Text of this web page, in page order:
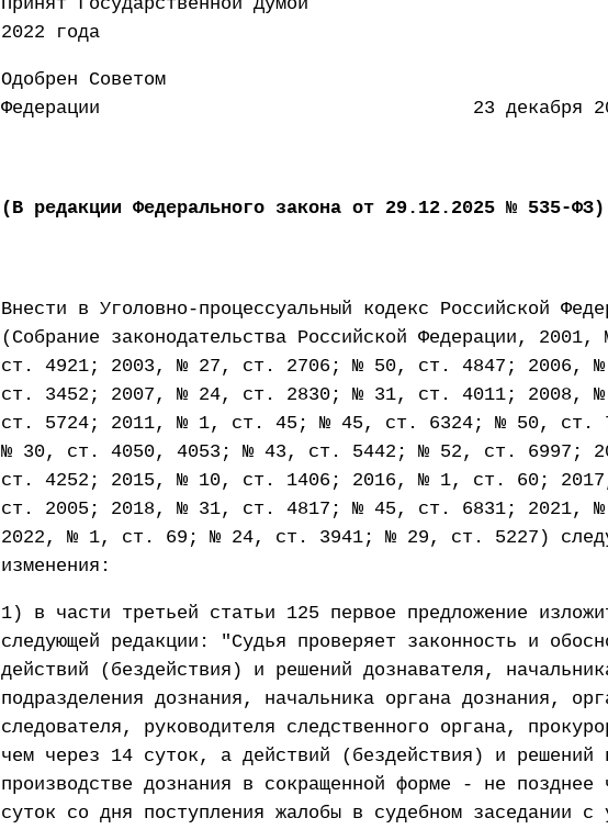
2022 года
Одобрен Советом
Федерации 23 декабря 2022
(В редакции Федерального закона от 29.12.2025 № 535-ФЗ)
Внести в Уголовно-процессуальный кодекс Российской
(Собрание законодательства Российской Федерации, 2001,
ст. 4921; 2003, № 27, ст. 2706; № 50, ст. 4847; 2006, №
ст. 3452; 2007, № 24, ст. 2830; № 31, ст. 4011; 2008, №
ст. 5724; 2011, № 1, ст. 45; № 45, ст. 6324; № 50, ст.
№ 30, ст. 4050, 4053; № 43, ст. 5442; № 52, ст. 6997;
ст. 4252; 2015, № 10, ст. 1406; 2016, № 1, ст. 60;
ст. 2005; 2018, № 31, ст. 4817; № 45, ст. 6831; 2021,
2022, № 1, ст. 69; № 24, ст. 3941; № 29, ст. 5227)
изменения:
1) в части третьей статьи 125 первое предложение
следующей редакции: "Судья проверяет законность и
действий (бездействия) и решений дознавателя,
подразделения дознания, начальника органа дознания,
следователя, руководителя следственного органа,
чем через 14 суток, а действий (бездействия) и решений
производстве дознания в сокращенной форме - не позднее
суток со дня поступления жалобы в судебном заседании с